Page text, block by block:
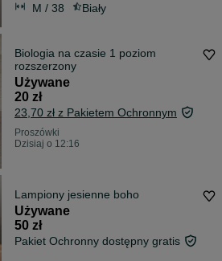
M / 38 Biały
Biologia na czasie 1 poziom
rozszerzony
Używane
20 zł
23,70 zł z Pakietem Ochronnym
Proszówki
Dzisiaj o 12:16
Lampiony jesienne boho
Używane
50 zł
Pakiet Ochronny dostępny gratis